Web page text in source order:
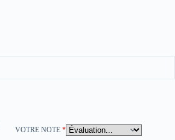
VOTRE NOTE *